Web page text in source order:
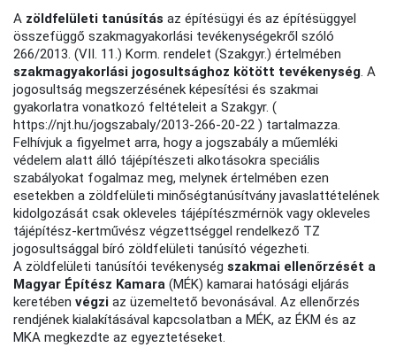
A zöldfelületi tanúsítás az építésügyi és az építésüggyel
összefüggő szakmagyakorlási tevékenységekről szóló
266/2013. (VII. 11.) Korm. rendelet (Szakgyr.) értelmében
szakmagyakorlási jogosultsághoz kötött tevékenység. A
jogosultság megszerzésének képesítési és szakmai
gyakorlatra vonatkozó feltételeit a Szakgyr. (
https://njt.hu/jogszabaly/2013-266-20-22 ) tartalmazza.
Felhívjuk a figyelmet arra, hogy a jogszabály a műemléki
védelem alatt álló tájépítészeti alkotásokra speciális
szabályokat fogalmaz meg, melynek értelmében ezen
esetekben a zöldfelületi minőségtanúsítvány javaslattételének
kidolgozását csak okleveles tájépítészmérnök vagy okleveles
tájépítész-kertművész végzettséggel rendelkező TZ
jogosultsággal bíró zöldfelületi tanúsító végezheti.
A zöldfelületi tanúsítói tevékenységszakmai ellenőrzését a
Magyar Építész Kamara (MÉK) kamarai hatósági eljárás
keretébenvégziaz üzemeltető bevonásával. Az ellenőrzés
rendjének kialakításával kapcsolatban a MÉK, az ÉKM és az
MKA megkezdte az egyeztetéseket.